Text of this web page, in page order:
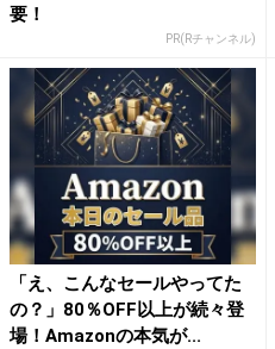
要！
PR(Rチャンネル)
「え、こんなセールやってた
の？」80％OFF以上が続々登
場！Amazonの本気が...